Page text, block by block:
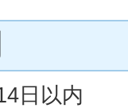
日以内